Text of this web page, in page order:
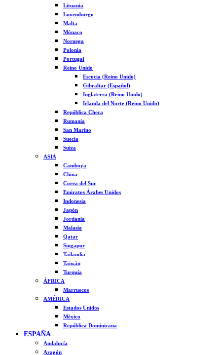
Lituania
Luxemburgo
Malta
Mónaco
Noruega
Polonia
Portugal
Reino Unido
Escocia (Reino Unido)
Gibraltar (Español)
Inglaterra (Reino Unido)
Irlanda del Norte (Reino Unido)
República Checa
Rumanía
San Marino
Suecia
Suiza
ASIA
Camboya
China
Corea del Sur
Emiratos Árabes Unidos
Indonesia
Japón
Jordania
Malasia
Qatar
Singapur
Tailandia
Taiwán
Turquía
ÁFRICA
Marruecos
AMÉRICA
Estados Unidos
México
República Dominicana
ESPAÑA
Andalucía
Aragón